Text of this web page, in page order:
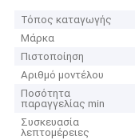
Τόπος καταγωγής
Μάρκα
Πιστοποίηση
Αριθμό μοντέλου
Ποσότητα
παραγγελίας min
Συσκευασία
λεπτομέρειες